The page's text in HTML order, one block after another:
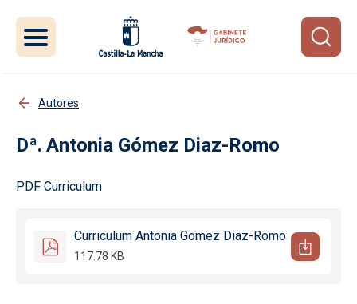
Autores
Antonia Gómez Diaz-Romo
PDF Curriculum
Curriculum Antonia Gomez Diaz-Romo
117.78 KB